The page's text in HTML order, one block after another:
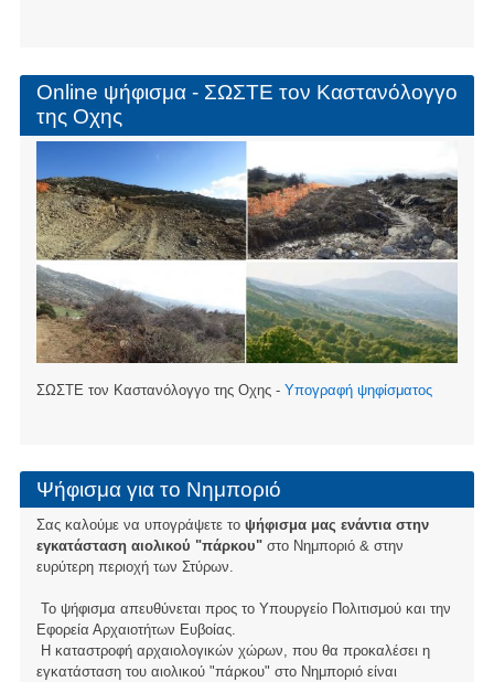
Online ψήφισμα - ΣΩΣΤΕ τον Καστανόλογγο
της Οχης
ΣΩΣΤΕ τον Καστανόλογγο της Οχης - Υπογραφή ψηφίσματος
Ψήφισμα για το Νημποριό
Σας καλούμε να υπογράψετε το ψήφισμα μας ενάντια στην
εγκατάσταση αιολικού "πάρκου"στο Νημποριό & στην
ευρύτερη περιοχή των Στύρων.
Το ψήφισμα απευθύνεται προς το Υπουργείο Πολιτισμού και την
Εφορεία Αρχαιοτήτων Ευβοίας.
Η καταστροφή αρχαιολογικών χώρων, που θα προκαλέσει η
εγκατάσταση του αιολικού "πάρκου" στο Νημποριό είναι